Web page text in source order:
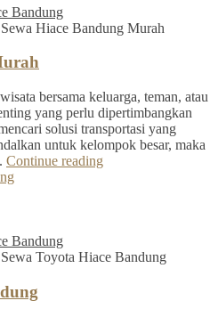
Bandung
Hiace Bandung Murah
bersama keluarga, teman, atau
yang perlu dipertimbangkan
solusi transportasi yang
untuk kelompok besar, maka
Continue reading
Bandung
Toyota Hiace Bandung